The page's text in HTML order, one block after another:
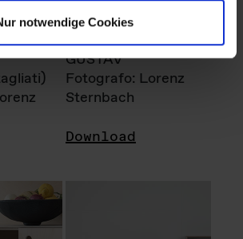
notwendige Cookies
GUSTAV
Fotografo: Lorenz
Sternbach
Download